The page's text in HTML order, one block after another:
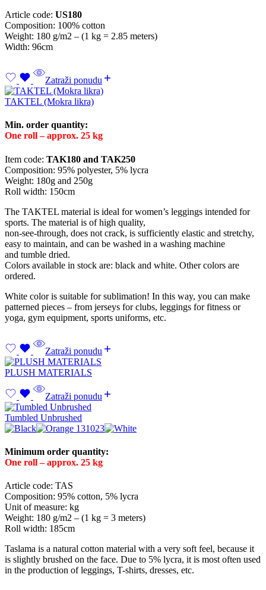
Article code: US180
Composition: 100% cotton
Weight: 180 g/m2 – (1 kg = 2.85 meters)
Width: 96cm
Zatraži ponudu
TAKTEL (Mokra likra)
Min. order quantity:
One roll – approx. 25 kg
Item code: TAK180 and TAK250
Composition: 95% polyester, 5% lycra
Weight: 180g and 250g
Roll width: 150cm
The TAKTEL material is ideal for women’s leggings intended for
sports. The material is of high quality,
non-see-through, does not crack, is sufficiently elastic and stretchy,
easy to maintain, and can be washed in a washing machine
and tumble dried.
Colors available in stock are: black and white. Other colors are
ordered.
White color is suitable for sublimation! In this way, you can make
patterned pieces – from jerseys for clubs, leggings for fitness or
yoga, gym equipment, sports uniforms, etc.
Zatraži ponudu
PLUSH MATERIALS
Zatraži ponudu
Tumbled Unbrushed
Minimum order quantity:
One roll – approx. 25 kg
Article code: TAS
Composition: 95% cotton, 5% lycra
Unit of measure: kg
Weight: 180 g/m2 – (1 kg = 3 meters)
Roll width: 185cm
Taslama is a natural cotton material with a very soft feel, because it
is slightly brushed on the face. Due to 5% lycra, it is most often used
in the production of leggings, T-shirts, dresses, etc.